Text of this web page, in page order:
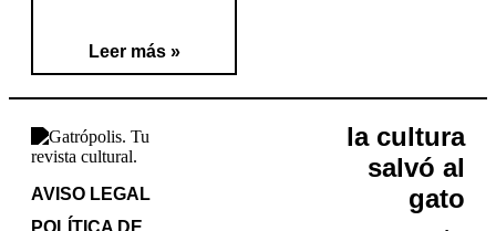
Leer más »
AVISO LEGAL
POLÍTICA DE
la cultura
salvó al
gato